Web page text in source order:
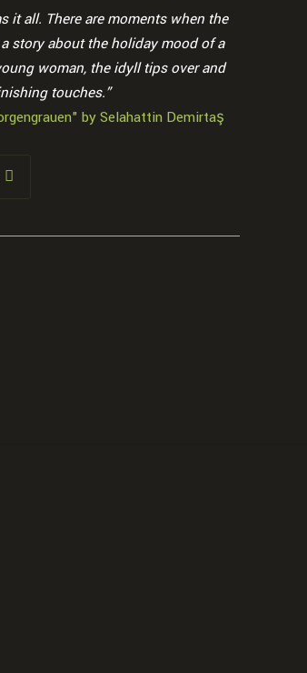
it all. There are moments when the
story about the holiday mood of a
woman, the idyll tips over and
touches.”
by Selahattin Demirtaş